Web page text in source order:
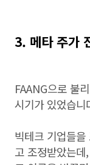
3. 메타 주가
FAANG으로 불
시기가 있었습니
빅테크 기업들
고 조정받았는